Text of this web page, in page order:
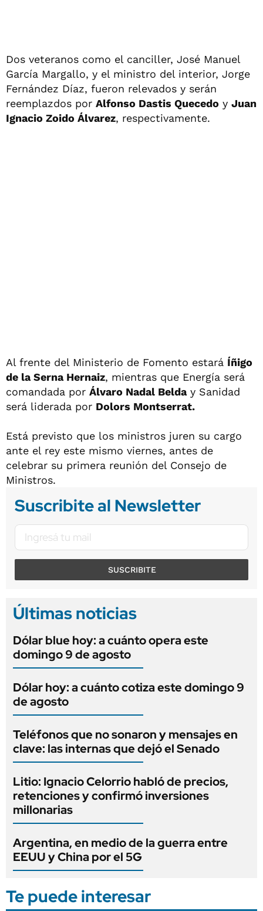
Dos veteranos como el canciller, José Manuel
García Margallo, y el ministro del interior, Jorge
Fernández Díaz, fueron relevados y serán
reemplazdos por Alfonso Dastis Quecedo y Juan
Ignacio Zoido Álvarez, respectivamente.
Al frente del Ministerio de Fomento estará Íñigo
de la Serna Hernaiz, mientras que Energía será
comandada por Álvaro Nadal Belday Sanidad
será liderada por Dolors Montserrat.
Está previsto que los ministros juren su cargo
ante el rey este mismo viernes, antes de
celebrar su primera reunión del Consejo de
Ministros.
Suscribite al Newsletter
SUSCRIBITE
Últimas noticias
Dólar blue hoy: a cuánto opera este
domingo 9 de agosto
Dólar hoy: a cuánto cotiza este domingo 9
de agosto
Teléfonos que no sonaron y mensajes en
clave: las internas que dejó el Senado
Litio: Ignacio Celorrio habló de precios,
retenciones y confirmó inversiones
millonarias
Argentina, en medio de la guerra entre
EEUU y China por el 5G
Te puede interesar